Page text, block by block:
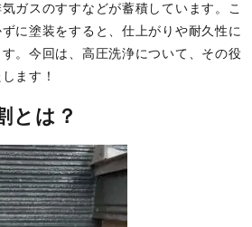
ガスのすすなどが蓄積しています。こ
に塗装をすると、仕上がりや耐久性に
。今回は、高圧洗浄について、その役
ます！
とは？